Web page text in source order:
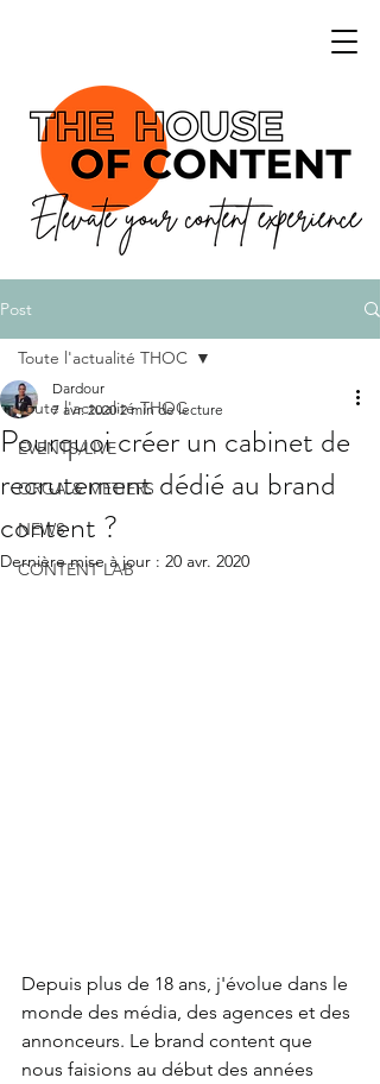
Post
Toute l'actualité THOC
EVENTS/LIVE
ORGA & METIERS
NEWS
CONTENT LAB
Toute l'actualité THOC
Pourquoi créer un cabinet de
recrutement dédié au brand
content ?
Dardour
7 avr. 2020 2 min de lecture
Dernière mise à jour : 20 avr. 2020
Depuis plus de 18 ans, j'évolue dans le
monde des média, des agences et des
annonceurs. Le brand content que
nous faisions au début des années